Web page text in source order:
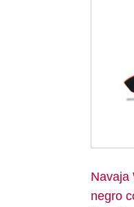
Navaja
negro